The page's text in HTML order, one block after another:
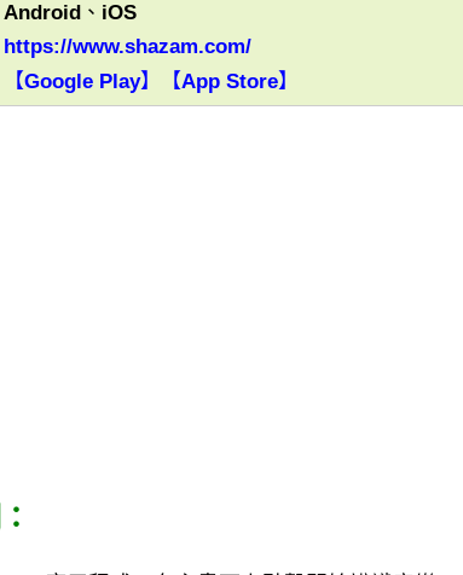
Android、iOS
https://www.shazam.com/
【Google Play】 【App Store】